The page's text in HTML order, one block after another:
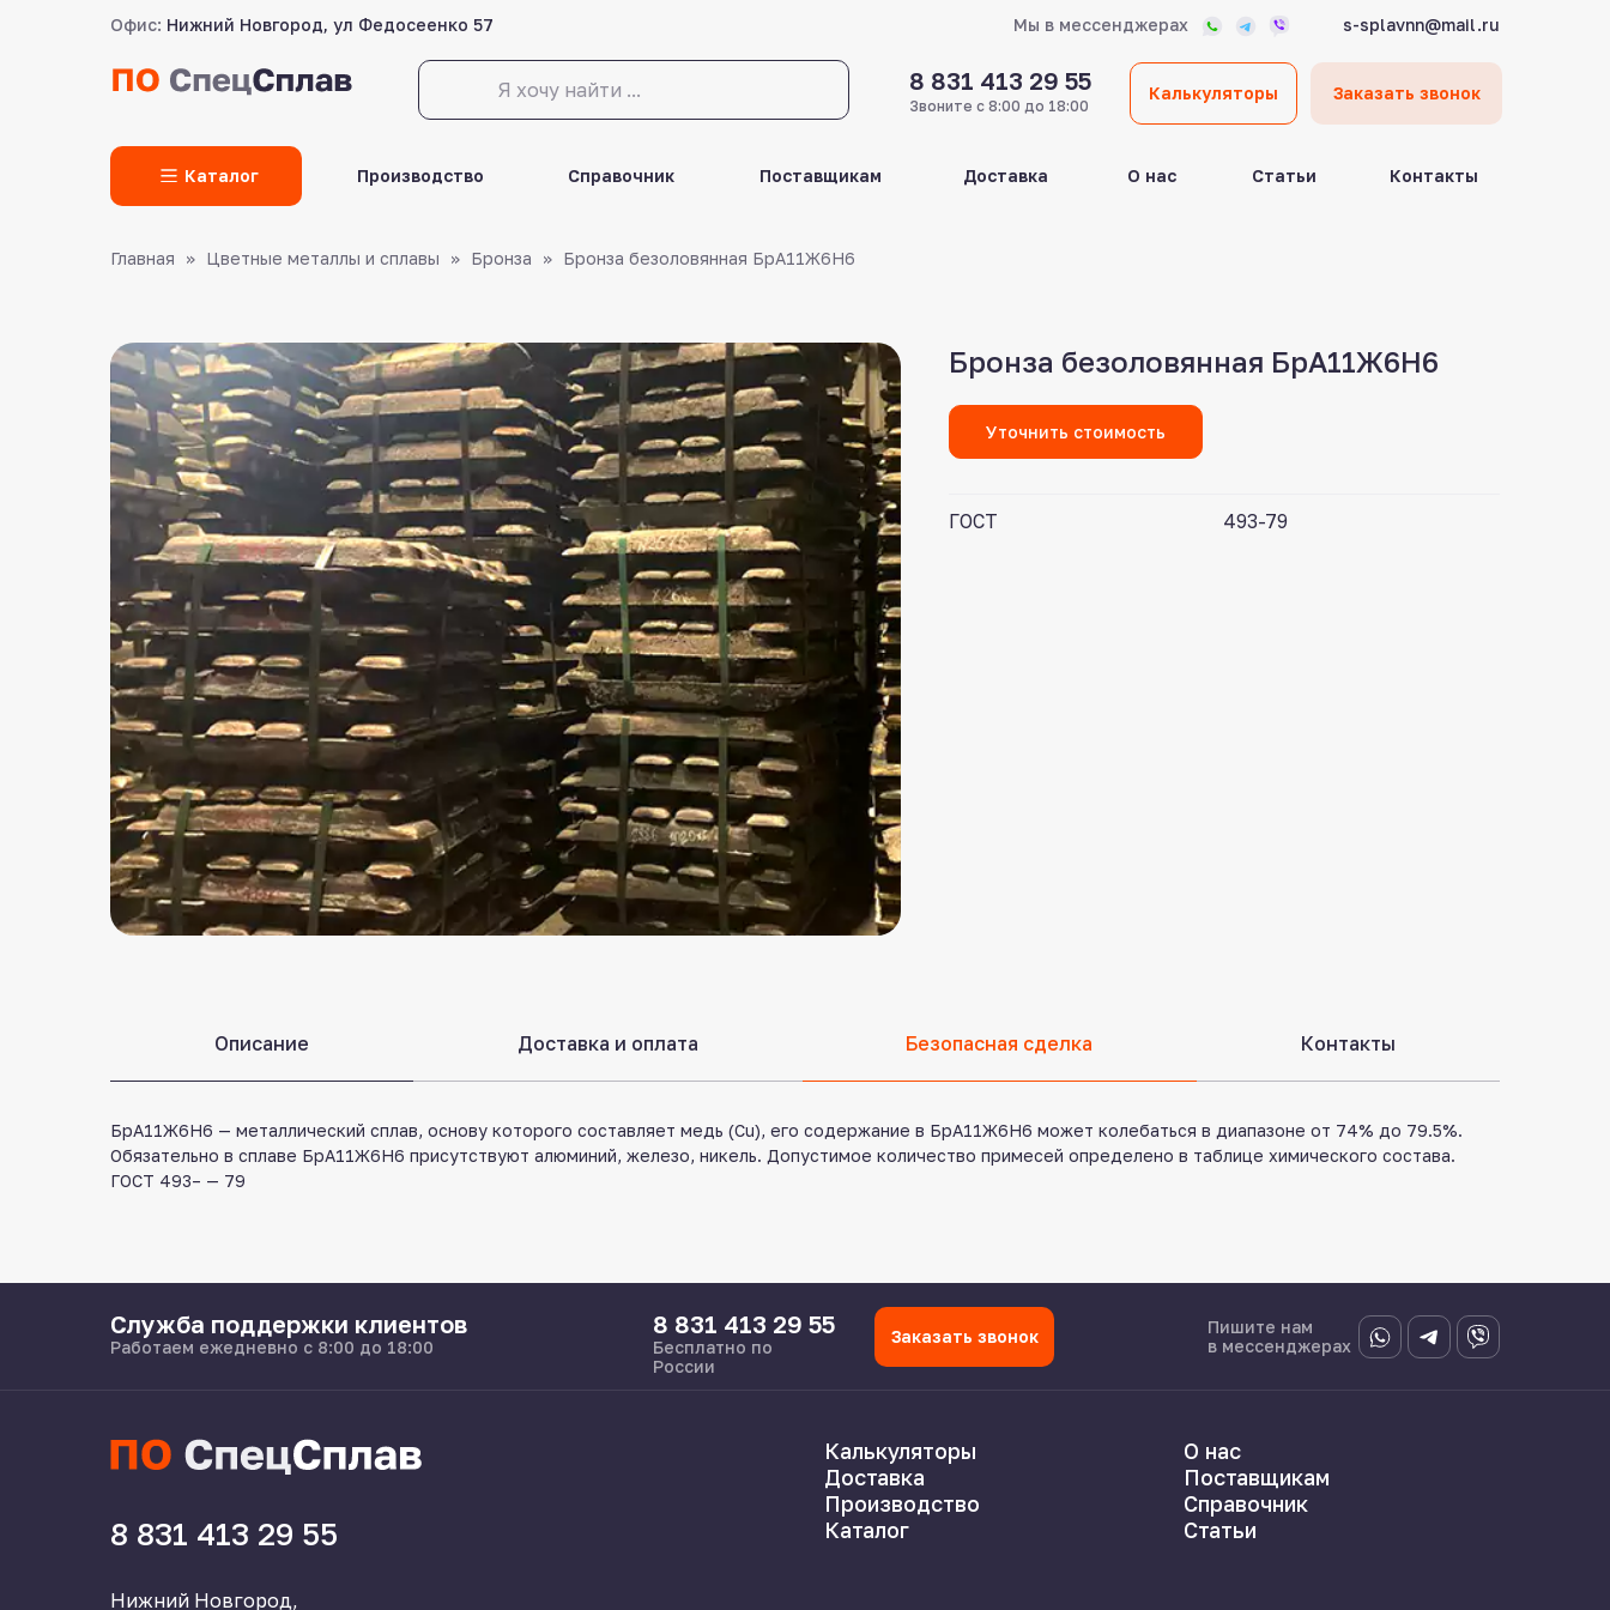
Офис: Нижний Новгород, ул Федосеенко 57 Мы в мессенджерах s-splavnn@mail.ru
Звоните с 8:00 до 18:00
LET'S GO! Производство
Калькуляторы Заказать звонок
Справочник Поставщикам Доставка О нас Статьи Контакты
8 831 413 29 55
Каталог
Главная Цветные металлы и сплавы Бронза Бронза безоловянная БрА11Ж6Н6
Бронза безоловянная БрА11Ж6Н6
Уточнить стоимость
ГОСТ 493-79
Описание Доставка и оплата Безопасная сделка Контакты
БрА11Ж6Н6 — металлический сплав, основу которого составляет медь (Cu), его содержание в БрА11Ж6Н6 может колебаться в диапазоне от 74% до 79.5%.
Обязательно в сплаве БрА11Ж6Н6 присутствуют алюминий, железо, никель. Допустимое количество примесей определено в таблице химического состава.
ГОСТ 493– — 79
Заказать звонок
Служба поддержки клиентов
Работаем ежедневно с 8:00 до 18:00
Пишите нам
в мессенджерах
8 831 413 29 55
Бесплатно по
России
Нижний Новгород,
8 831 413 29 55
Калькуляторы
Доставка
Производство
Каталог
О нас
Поставщикам
Справочник
Статьи